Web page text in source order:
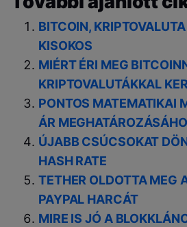
BITCOIN,
KISOKOS
MIÉRT ÉRI MEG
KRIPTOVALUTÁKKAL
PONTOS MATEMATIKAI
ÁR
ÚJABB CSÚCSOKAT
HASH RATE
TETHER OLDOTTA MEG
PAYPAL HARCÁT
MIRE IS JÓ A